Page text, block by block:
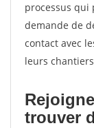
processus qui
demande de
contact avec
leurs
trouver